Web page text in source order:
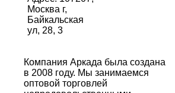
Москва г,
Байкальская
ул, 28, 3
Компания Аркада была создана
в 2008 году. Мы занимаемся
оптовой торговлей